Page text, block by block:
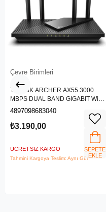
Çevre Birimleri
TP-LINK ARCHER AX55 3000
MBPS DUAL BAND GIGABIT Wi-Fi
6 ROUTER
4897098683040
₺3.190,00
ÜCRETSIZ KARGO
Tahmini Kargoya Teslim: Aynı Gün
SEPETE
EKLE